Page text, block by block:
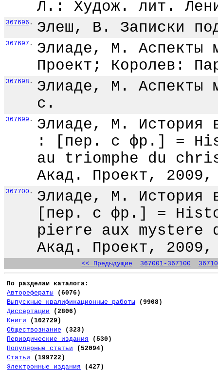
Л.: Худож. лит.
367696 . Элеш, В. Записки
367697 .
Элиаде, М.
Проект; Королев:
367698 .
Элиаде, М.
с.
367699 .
Элиаде, М. История
: [пер. с фр.] =
au triomphe du
Акад. Проект,
367700 .
Элиаде, М. История
[пер. с фр.] =
pierre aux
Акад. Проект,
<< Предыдущие 367001-367100
По разделам каталога:
Авторефераты
(6076)
Выпускные квалификационные работы
(9908)
Диссертации
(2806)
Книги
(102729)
Обществознание
(323)
Периодические издания
(530)
Популярные статьи
(52094)
Статьи
(199722)
Электронные издания
(427)